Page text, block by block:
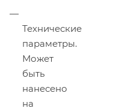
Технические
параметры.
Может
быть
нанесено
на